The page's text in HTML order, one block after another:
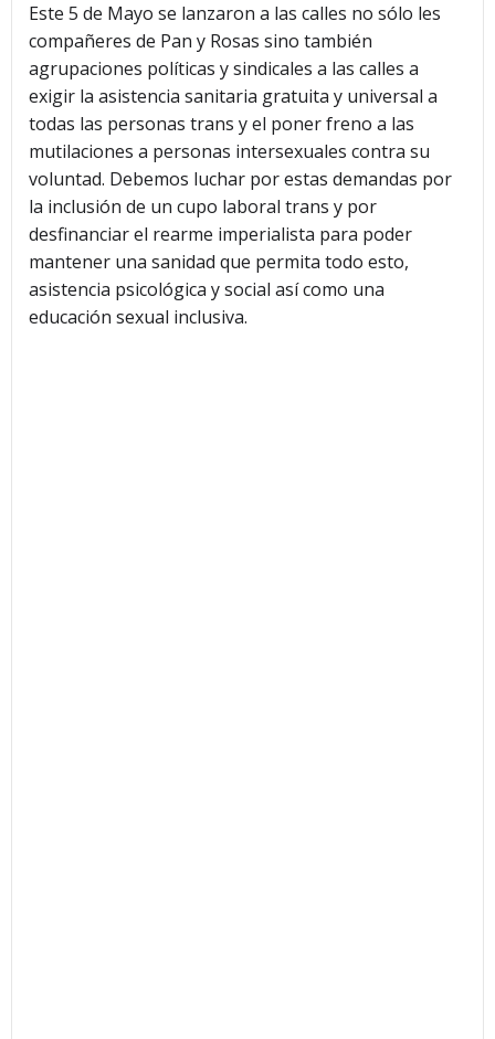
Este 5 de Mayo se lanzaron a las calles no sólo les
compañeres de Pan y Rosas sino también
agrupaciones políticas y sindicales a las calles a
exigir la asistencia sanitaria gratuita y universal a
todas las personas trans y el poner freno a las
mutilaciones a personas intersexuales contra su
voluntad. Debemos luchar por estas demandas por
la inclusión de un cupo laboral trans y por
desfinanciar el rearme imperialista para poder
mantener una sanidad que permita todo esto,
asistencia psicológica y social así como una
educación sexual inclusiva.